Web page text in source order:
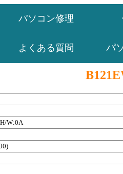
パソコン修理
よくある質問 パ
W:0A